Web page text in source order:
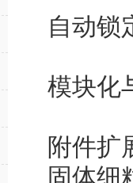
自动锁
模块化
附件扩
固体细